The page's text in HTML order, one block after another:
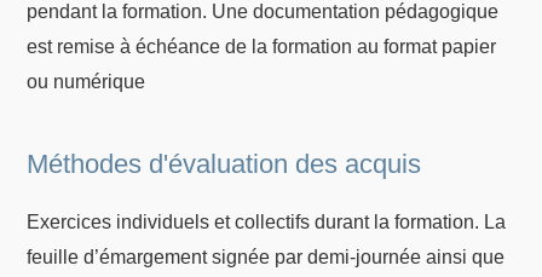
pendant la formation. Une documentation pédagogique
est remise à échéance de la formation au format papier
ou numérique
Méthodes d'évaluation des acquis
Exercices individuels et collectifs durant la formation. La
feuille d’émargement signée par demi-journée ainsi que